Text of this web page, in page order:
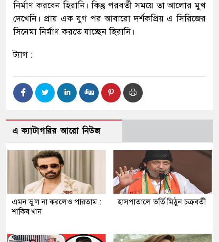
নির্মাণ করবেন হিরানি। কিন্তু পরবর্তী সময়ে তা আলোর মুখ
দেখেনি। প্রায় এক যুগ পর আবারো দর্শকপ্রিয় এ সিরিজের
সিনেমা নির্মাণ করতে যাচ্ছেন হিরানি।
ট্যাগ :
এ ক্যাটাগরির আরো নিউজ
এমন ভুল না করলেও পারতাম :
শাকিব খান
হাসপাতালে ভর্তি মিঠুন চক্রবর্তী